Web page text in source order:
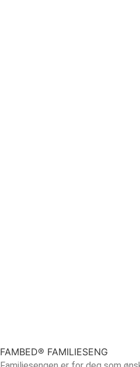
FAMBED® FAMILIESENG